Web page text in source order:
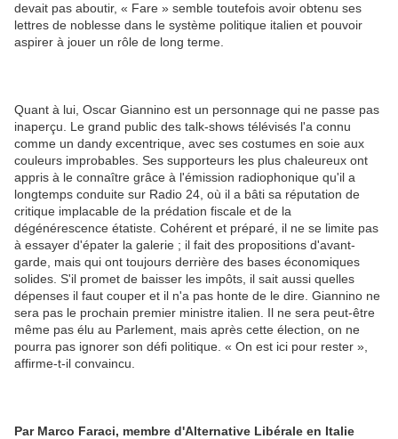
devait pas aboutir, « Fare » semble toutefois avoir obtenu ses
lettres de noblesse dans le système politique italien et pouvoir
aspirer à jouer un rôle de long terme.
Quant à lui, Oscar Giannino est un personnage qui ne passe pas
inaperçu. Le grand public des talk-shows télévisés l'a connu
comme un dandy excentrique, avec ses costumes en soie aux
couleurs improbables. Ses supporteurs les plus chaleureux ont
appris à le connaître grâce à l'émission radiophonique qu'il a
longtemps conduite sur Radio 24, où il a bâti sa réputation de
critique implacable de la prédation fiscale et de la
dégénérescence étatiste. Cohérent et préparé, il ne se limite pas
à essayer d'épater la galerie ; il fait des propositions d'avant-
garde, mais qui ont toujours derrière des bases économiques
solides. S'il promet de baisser les impôts, il sait aussi quelles
dépenses il faut couper et il n'a pas honte de le dire. Giannino ne
sera pas le prochain premier ministre italien. Il ne sera peut-être
même pas élu au Parlement, mais après cette élection, on ne
pourra pas ignorer son défi politique. « On est ici pour rester »,
affirme-t-il convaincu.
Par Marco Faraci, membre d'Alternative Libérale en Italie